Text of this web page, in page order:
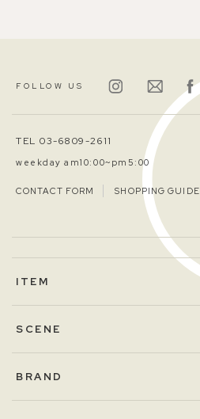
FOLLOW US
TEL 03-6809-2611
weekday am10:00~pm5:00
CONTACT FORM SHOPPING GUIDE
ITEM
SCENE
BRAND